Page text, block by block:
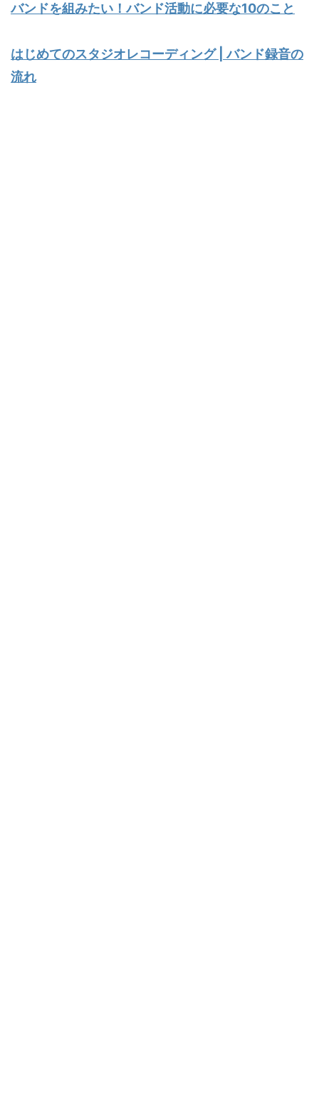
バンドを組みたい！バンド活動に必要な10のこと
はじめてのスタジオレコーディング | バンド録音の
流れ